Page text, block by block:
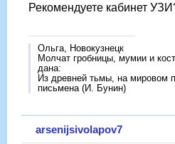
Рекомендуете кабинет
Ольга, Новокузнецк
Молчат гробницы, мумии и
дана:
Из древней тьмы, на мировом
письмена (И. Бунин)
arsenijsivolapov7